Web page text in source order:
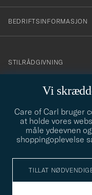
Vi
Care of Carl bruger
at holde vores
måle ydeevnen
shoppingoplevelse
TILLAT
BEDRIFTSINFORMASJON
info@careofcarl.no
STILRÅDGIVNING
STILRÅDGIVNING
© Care of Carl